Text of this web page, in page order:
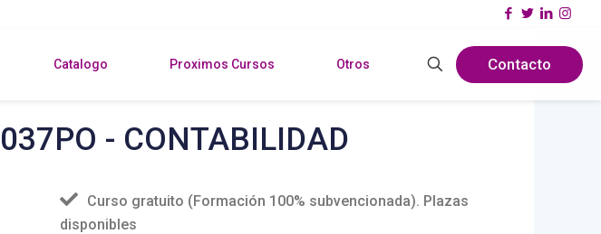
Catalogo Proximos Cursos Otros Contacto
- CONTABILIDAD
Curso gratuito (Formación 100% subvencionada). Plazas
disponibles